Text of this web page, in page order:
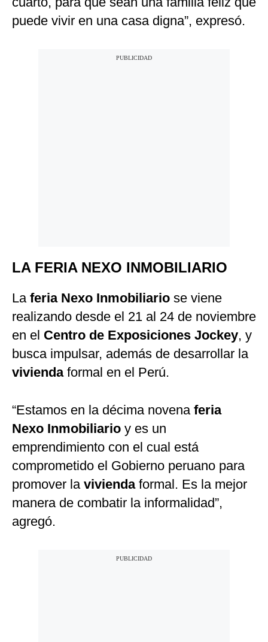
puede vivir en una casa digna”, expresó.
LA FERIA NEXO INMOBILIARIO
La feria Nexo Inmobiliario se viene
realizando desde el 21 al 24 de noviembre
en el Centro de Exposiciones Jockey, y
busca impulsar, además de desarrollar la
vivienda formal en el Perú.
“Estamos en la décima novena feria
Nexo Inmobiliario y es un
emprendimiento con el cual está
comprometido el Gobierno peruano para
promover la vivienda formal. Es la mejor
manera de combatir la informalidad”,
agregó.